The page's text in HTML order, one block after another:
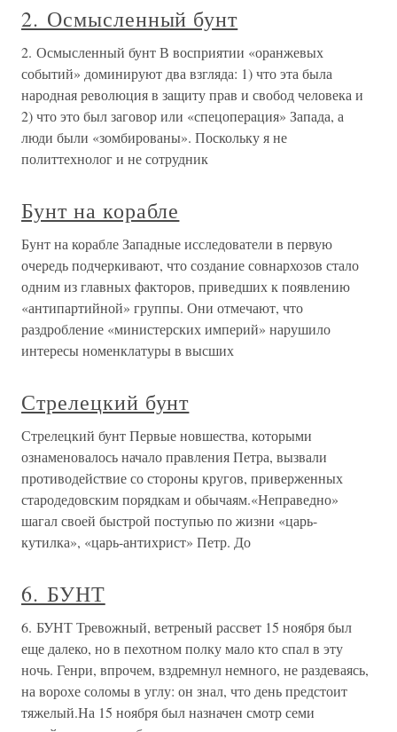
2. Осмысленный бунт
2. Осмысленный бунт В восприятии «оранжевых
событий» доминируют два взгляда: 1) что эта была
народная революция в защиту прав и свобод человека и
2) что это был заговор или «спецоперация» Запада, а
люди были «зомбированы». Поскольку я не
политтехнолог и не сотрудник
Бунт на корабле
Бунт на корабле Западные исследователи в первую
очередь подчеркивают, что создание совнархозов стало
одним из главных факторов, приведших к появлению
«антипартийной» группы. Они отмечают, что
раздробление «министерских империй» нарушило
интересы номенклатуры в высших
Стрелецкий бунт
Стрелецкий бунт Первые новшества, которыми
ознаменовалось начало правления Петра, вызвали
противодействие со стороны кругов, приверженных
стародедовским порядкам и обычаям.«Неправедно»
шагал своей быстрой поступью по жизни «царь-
кутилка», «царь-антихрист» Петр. До
6. БУНТ
6. БУНТ Тревожный, ветреный рассвет 15 ноября был
еще далеко, но в пехотном полку мало кто спал в эту
ночь. Генри, впрочем, вздремнул немного, не раздеваясь,
на ворохе соломы в углу: он знал, что день предстоит
тяжелый.На 15 ноября был назначен смотр семи